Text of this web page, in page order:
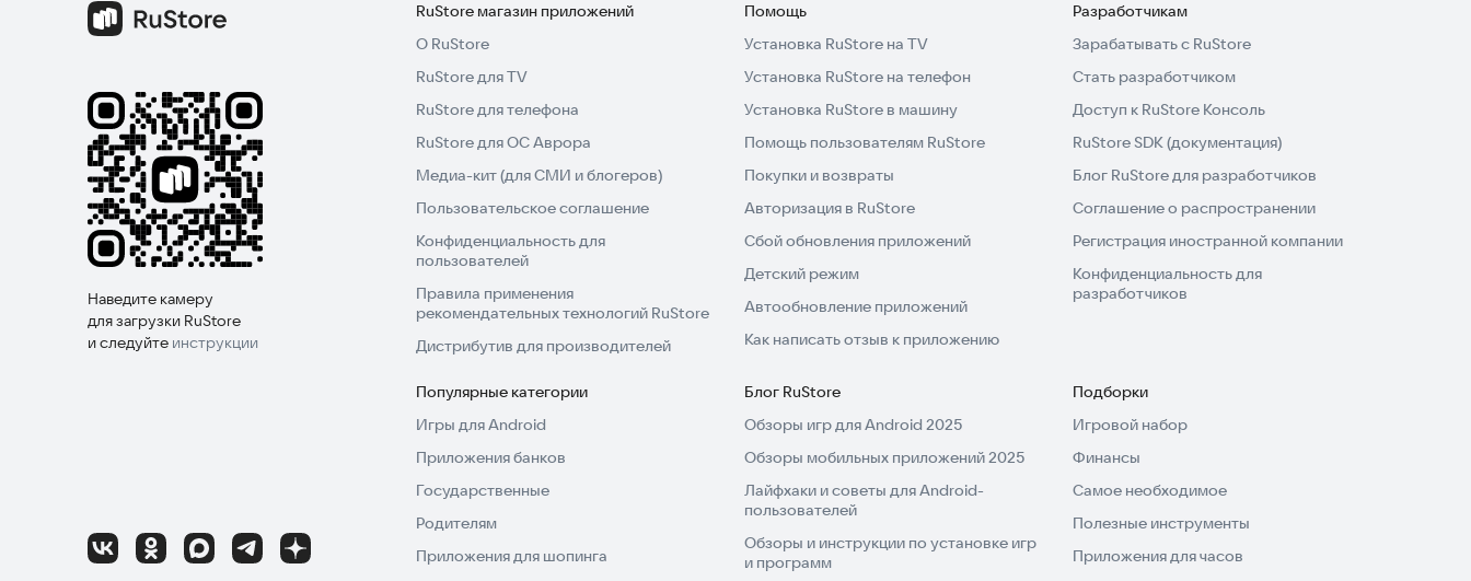
Наведите камеру
для загрузки RuStore
и следуйте инструкции
RuStore магазин приложений
О RuStore
RuStore для TV
RuStore для телефона
RuStore для ОС Аврора
Медиа-кит (для СМИ и блогеров)
Пользовательское соглашение
Конфиденциальность для
пользователей
Правила применения
рекомендательных технологий RuStore
Дистрибутив для производителей
Помощь
Установка RuStore на TV
Установка RuStore на телефон
Установка RuStore в машину
Помощь пользователям RuStore
Покупки и возвраты
Авторизация в RuStore
Сбой обновления приложений
Детский режим
Автообновление приложений
Как написать отзыв к приложению
Разработчикам
Зарабатывать с RuStore
Стать разработчиком
Доступ к RuStore Консоль
RuStore SDK (документация)
Блог RuStore для разработчиков
Соглашение о распространении
Регистрация иностранной компании
Конфиденциальность для
разработчиков
Популярные категории
Игры для Android
Приложения банков
Государственные
Родителям
Приложения для шопинга
Блог RuStore
Обзоры игр для Android 2025
Обзоры мобильных приложений 2025
Лайфхаки и советы для Android-
пользователей
Обзоры и инструкции по установке игр
и программ
Подборки
Игровой набор
Финансы
Самое необходимое
Полезные инструменты
Приложения для часов